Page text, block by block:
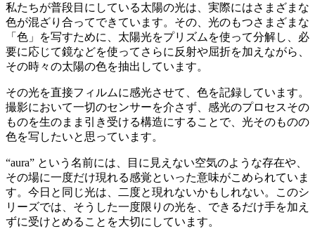
私たちが普段目にしている太陽の光は、実際にはさまざまな
色が混ざり合ってできています。その、光のもつさまざまな
「色」を写すために、太陽光をプリズムを使って分解し、必
要に応じて鏡などを使ってさらに反射や屈折を加えながら、
その時々の太陽の色を抽出しています。
その光を直接フィルムに感光させて、色を記録しています。
撮影において一切のセンサーを介さず、感光のプロセスその
ものを生のまま引き受ける構造にすることで、光そのものの
色を写したいと思っています。
“aura” という名前には、目に見えない空気のような存在や、
その場に一度だけ現れる感覚といった意味がこめられていま
す。今日と同じ光は、二度と現れないかもしれない。このシ
リーズでは、そうした一度限りの光を、できるだけ手を加え
ずに受けとめることを大切にしています。